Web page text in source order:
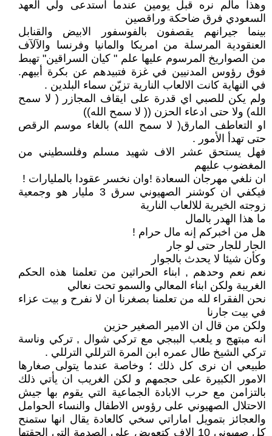
وهذا مالم نره قبل يومين عندما استدعى ولي العهد
السعودي فرق ضاحكة وراقصين
بينما جيرانهم يقصفون بالفوسفور الابيض والقنابل
العنقودية المرسلة من امريكا والمانيا وفرنسا والآلآف
من الصواريخ المرسوم عليها علم " كيان السراقين" تهبط
فوق رؤوس المدنيين في غزة فتبيدهم عن بكرة أبيهم.
في النهاية كانت الالعاب النارية تزيّن سماء البلدين .
ولم يكن للصبي اي قدرة على ايقاف المجازر ( لا سمح
الله) ولا حتى ادعاء الحزن (( لا سمح الله))
او التعاطف المارق( لا سمح الله) بالغاء موسم الرقص
حتى تهدأ الأمور .
فهل يستحق عشر الاف شهيد مسلم وفلسطيني من
المغضوب عليهم
ان نلغي مهرجان السعادة !وان نخسر عقودا بالمليارات !
فيكفي ان كوشنر الصهيوني سرق 3 مليار هو وجمعية
زوجته الخيرية للالعاب النارية
ما هذا الهدر بالمال
هل من اخبركم إنه مال حرام !
الجار للجار حتى لو جار
وكأن شيئا لا يحدث بالجوار
نعم نعم وحدهم , ابناء الحراثين من تعلمنا هذه الحكم
الغريبة ولكن ابناء المعالي والسمو تحت نعالي
نحن الفقراء لله من تعلمنا بصغرنا ان لا نفرح و بيت عزاء
في بيت جارنا
ولكن من قال ان الامير الصغير حزين
انه مبتهج و يلعب الببجي مع تركي شوال , تركي وناسة
تركي الشيخ طال عمره ابن المرة الترللي الترللي .
طبيعي ان نرى كل ذلك ؛ وخاصة عندما يتولى صغارها
الامور الكبيرة على حجمهم و لكن الغريب ان يأتي ذلك
بالتزامن مع حرب الابادة الجماعية التي يقوم بها جيش
الاحتلال الصهيوني على رؤوس الاطفال والنساء الحوامل
والعجائز بتمويل اماراتي سخي كالعادة يقال انها ستمنح
كل صهيوني 10 الاف كتعويض على الصدمة التي الحقتها